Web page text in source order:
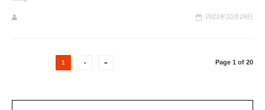
2021年10月29日
1 › » Page 1 of 20